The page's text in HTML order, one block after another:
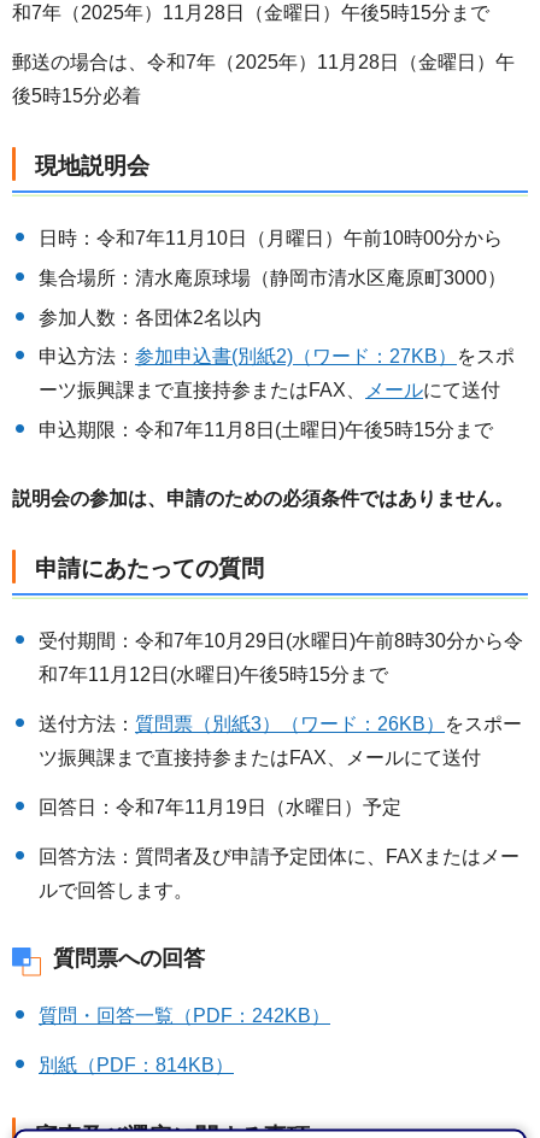
和7年（2025年）11月28日（金曜日）午後5時15分まで
郵送の場合は、令和7年（2025年）11月28日（金曜日）午
後5時15分必着
現地説明会
日時：令和7年11月10日（月曜日）午前10時00分から
集合場所：清水庵原球場（静岡市清水区庵原町3000）
参加人数：各団体2名以内
申込方法： 参加申込書(別紙2)（ワード：27KB）
をスポ
ーツ振興課まで直接持参またはFAX、
メールにて送付
申込期限：令和7年11月8日(土曜日)午後5時15分まで
説明会の参加は、申請のための必須条件ではありません。
申請にあたっての質問
受付期間：令和7年10月29日(水曜日)午前8時30分から令
和7年11月12日(水曜日)午後5時15分まで
送付方法： 質問票（別紙3）（ワード：26KB）
をスポー
ツ振興課まで直接持参またはFAX、メールにて送付
回答日：令和7年11月19日（水曜日）予定
回答方法：質問者及び申請予定団体に、FAXまたはメー
ルで回答します。
質問票への回答
質問・回答一覧（PDF：242KB）
別紙（PDF：814KB）